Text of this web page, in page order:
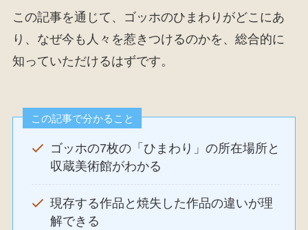
この記事を通じて、ゴッホのひまわりがどこにあ
り、なぜ今も人々を惹きつけるのかを、総合的に
知っていただけるはずです。
この記事で分かること
ゴッホの7枚の「ひまわり」の所在場所と
収蔵美術館がわかる
現存する作品と焼失した作品の違いが理
解できる